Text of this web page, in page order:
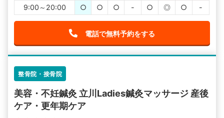
9:00～20:00
○ ○ ○ - ○ ◎ ○ -
電話で無料予約をする
整骨院・接骨院
美容・不妊鍼灸 立川Ladies鍼灸マッサージ 産後
ケア・更年期ケア